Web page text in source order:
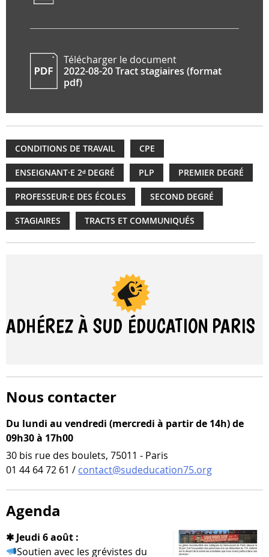
Télécharger le document
2022-08-20 Tract stagiaires (format
pdf)
CONDITIONS DE TRAVAIL CPE
ENSEIGNANT·E 2ᵈ DEGRÉ PLP PREMIER DEGRÉ
PROFESSEUR·E DES ÉCOLES SECOND DEGRÉ
STAGIAIRES TRACTS ET COMMUNIQUÉS
ADHÉREZ À SUD ÉDUCATION PARIS
Nous contacter
Du lundi au vendredi (mercredi à partir de 14h) de
09h30 à 17h00
30 bis rue des boulets, 75011 - Paris
01 44 64 72 61 / contact@sudeducation75.org
Agenda
✱ Jeudi 6 août :
Soutien avec les gré­vistes du